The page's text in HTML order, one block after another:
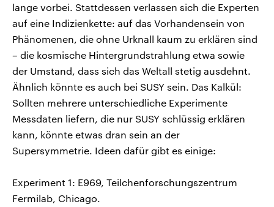
lange vorbei. Stattdessen verlassen sich die Experten
auf eine Indizienkette: auf das Vorhandensein von
Phänomenen, die ohne Urknall kaum zu erklären sind
– die kosmische Hintergrundstrahlung etwa sowie
der Umstand, dass sich das Weltall stetig ausdehnt.
Ähnlich könnte es auch bei SUSY sein. Das Kalkül:
Sollten mehrere unterschiedliche Experimente
Messdaten liefern, die nur SUSY schlüssig erklären
kann, könnte etwas dran sein an der
Supersymmetrie. Ideen dafür gibt es einige:
Experiment 1: E969, Teilchenforschungszentrum
Fermilab, Chicago.